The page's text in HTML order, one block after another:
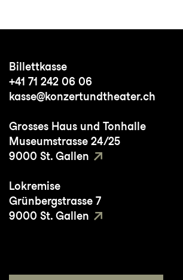
Mecklenburg-Vorpommern
Billettkasse
+41 71 242 06 06
kasse@konzertundtheater.ch
Grosses Haus und Tonhalle
Museumstrasse 24/25
9000 St. Gallen
Lokremise
Grünbergstrasse 7
9000 St. Gallen